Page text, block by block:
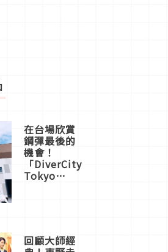
在台場欣賞
鋼彈最後的
機會！
「DiverCity
Tokyo
體驗
回顧大師經